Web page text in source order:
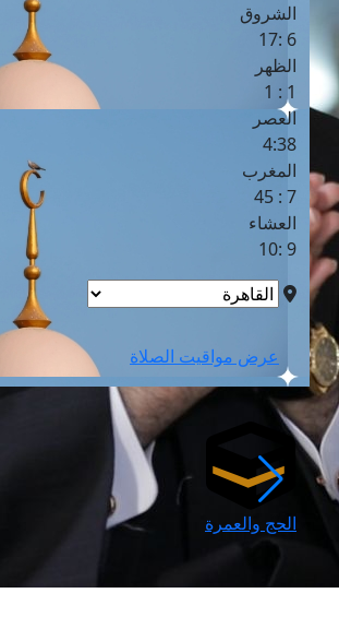
الشروق
6 :17
الظهر
1 : 1
العصر
4:38
المغرب
7 : 45
العشاء
9 :10
عرض مواقيت الصلاة
الحج والعمرة